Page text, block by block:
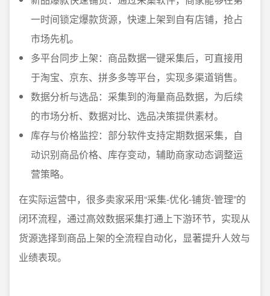
一时间锁定爆款货源，快速上架到自有店铺，抢占
市场先机。
多平台同步上架：商品数据一键采集后，可直接用
于淘宝、京东、拼多多等平台，实现多渠道销售。
数据分析与选品：采集到的海量商品数据，为后续
的市场分析、数据对比、选品决策提供素材。
库存与价格监控：部分软件支持定期数据采集，自
动识别商品价格、库存变动，辅助商家动态调整运
营策略。
在实际运营中，很多卖家采用“采集-优化-铺货-管理”的
闭环流程，通过高效数据采集打通上下游环节，实现从
货源选择到商品上架的全流程自动化，显著提升人效与
业绩表现。